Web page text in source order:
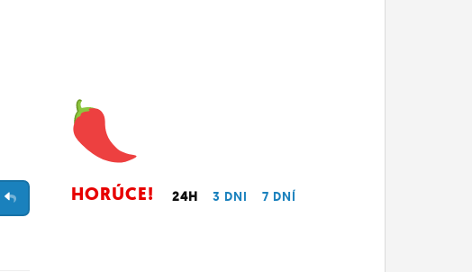
HORÚCE! 24H 3 DNI 7 DNÍ